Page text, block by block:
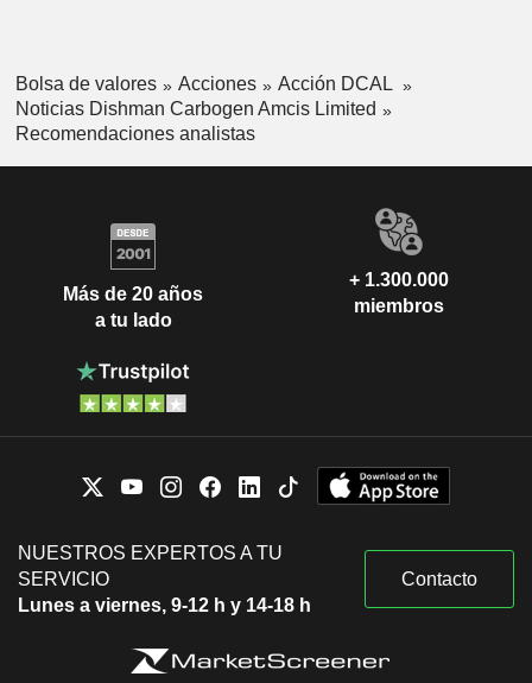
Bolsa de valores Acciones
Acción DCAL
Noticias Dishman Carbogen Amcis Limited
Recomendaciones analistas
Más de 20 años
a tu lado
+ 1.300.000
miembros
NUESTROS EXPERTOS A TU
SERVICIO
Lunes a viernes, 9-12 h y 14-18 h
Contacto